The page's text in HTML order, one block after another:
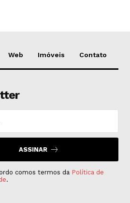
Web Imóveis Contato
ASSINAR
comos termos da Política de
.